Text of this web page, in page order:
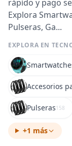
rápido y pago
Explora
Pulseras, Ga...
EXPLORA EN
Accesorios
Pulseras158
+1 más